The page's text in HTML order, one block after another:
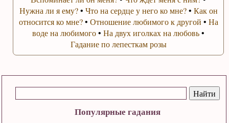
Популярные гадания
Нужна ли я ему?• Что на сердце у него ко мне?• Как он
относится ко мне?• Отношение любимого к другой • На
воде на любимого•На двух иголках на любовь•
Гадание по лепесткам розы